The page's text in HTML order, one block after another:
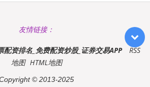
友情链接：
配资排名_免费配资炒股_证券交易APP
RSS
地图 HTML地图
© 2013-2025